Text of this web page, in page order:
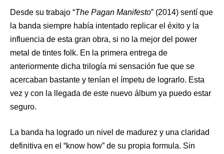
Desde su trabajo “The Pagan Manifesto” (2014) sentí que
la banda siempre había intentado replicar el éxito y la
influencia de esta gran obra, si no la mejor del power
metal de tintes folk. En la primera entrega de
anteriormente dicha trilogía mi sensación fue que se
acercaban bastante y tenían el ímpetu de lograrlo. Esta
vez y con la llegada de este nuevo álbum ya puedo estar
seguro.
La banda ha logrado un nivel de madurez y una claridad
definitiva en el “know how” de su propia formula. Sin